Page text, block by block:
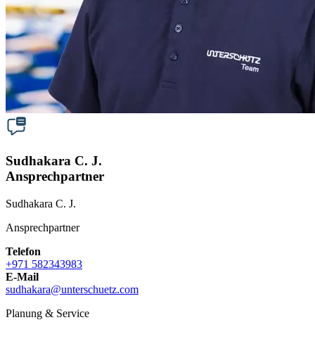
Sudhakara C. J.
Ansprechpartner
Sudhakara C. J.
Ansprechpartner
Telefon
+971 582343983
E-Mail
sudhakara@unterschuetz.com
Planung & Service